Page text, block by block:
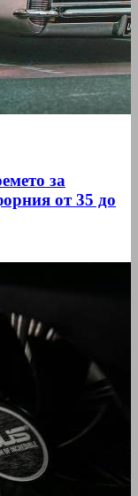
за
от 35 до